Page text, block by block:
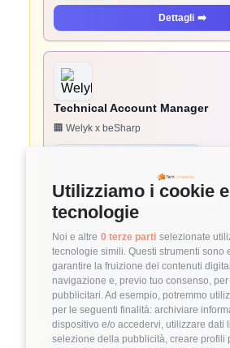
Utilizziamo i cookie
tecnologie
Noi e altre 0 terze parti selezionate
tecnologie simili. Questi strumenti sono
garantire la fruizione dei contenuti
navigazione e, previo tuo consenso, per
pubblicitari. Ad esempio, potremmo
per le seguenti finalità: archiviare
dispositivo e/o accedervi, utilizzare dati
selezione della pubblicità, creare profili
Dettagli ➡️
Technical Account Manager
🏢 Welyk x beSharp
💰 ~ 45.000€ - 45.000€ all'anno
📍 Pavia🏢 Ibrido💼
⚙️ Backend
Dettagli ➡️